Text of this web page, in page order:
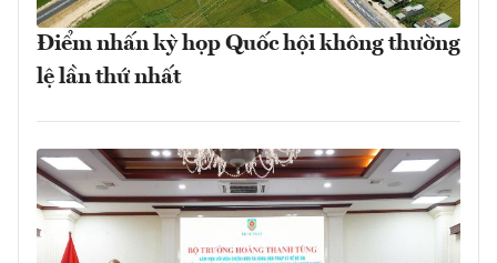
Điểm nhấn kỳ họp Quốc hội không thường
lệ lần thứ nhất